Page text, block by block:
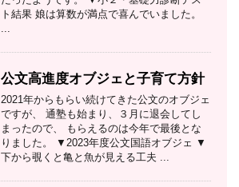
ト結果 娘は算数が満点で喜んでいました。
...
公文高進度オブジェと子育て方針
2021年からもらい続けてきた公文のオブジェ
ですが、 通塾も始まり、３月に退会してし
まったので、 もらえるのは今年で最後とな
りました。 ▼2023年度公文国語オブジェ ▼
下から覗くと亀と魚が見える工夫 ...